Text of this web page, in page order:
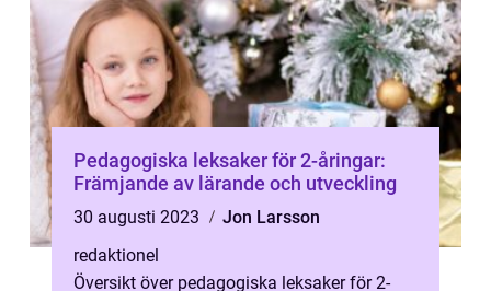
Pedagogiska leksaker för 2-åringar:
Främjande av lärande och utveckling
30 augusti 2023
Jon Larsson
redaktionel
Översikt över pedagogiska leksaker för 2-